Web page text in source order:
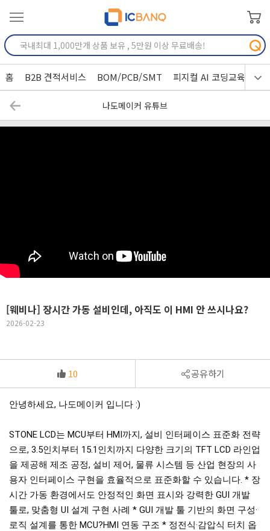
홈 B2B 견적서비스 BOM/PCB/SMT 피지컬 AI 코딩교육
나도메이커 유튜브
[웨비나] 장시간 가동 설비인데, 아직도 이 HMI 안 쓰시나요?
2026-02-23
10 공유하기
안녕하세요, 나도메이커 입니다 :)
STONE LCD는 MCU부터 HMI까지, 설비 인터페이스 표준화 전략
으로, 3.5인치부터 15.1인치까지 다양한 크기의 TFT LCD 라인업
을 제공해 제조 공정, 설비 제어, 물류 시스템 등 산업 현장의 사
용자 인터페이스 구현을 효율적으로 표준화할 수 있습니다. * 장
시간 가동 환경에서도 안정적인 화면 표시와 강력한 GUI 개발
툴로, 맞춤형 UI 설계 구현 사례 * GUI 개발 툴 기반의 화면 구성·
로직 설계를 통한 MCU?HMI 연동 구조 * 정전식·감압식 터치 옵